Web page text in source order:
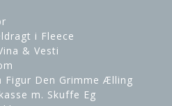
i Fleece
& Vesti
Figur Den Grimme Ælling
m. Skuffe Eg